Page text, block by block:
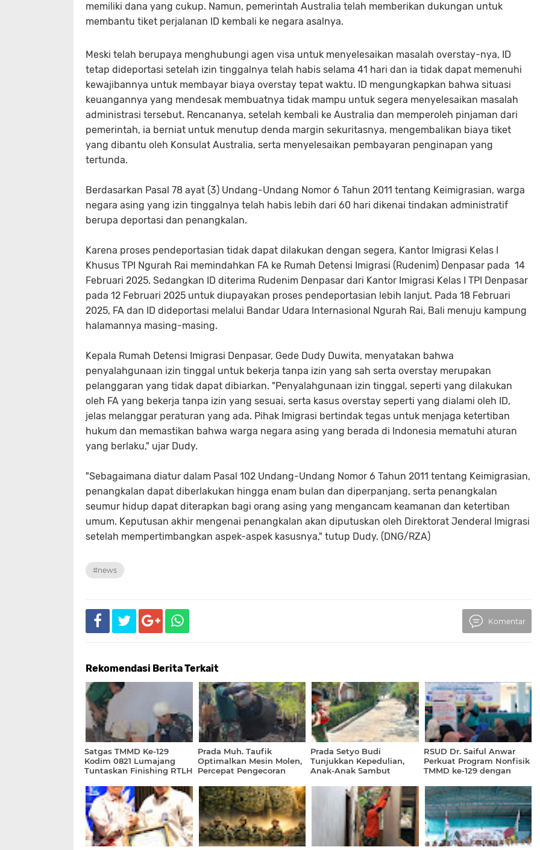
memiliki dana yang cukup. Namun, pemerintah Australia telah memberikan dukungan untuk
membantu tiket perjalanan ID kembali ke negara asalnya.
Meski telah berupaya menghubungi agen visa untuk menyelesaikan masalah overstay-nya, ID
tetap dideportasi setelah izin tinggalnya telah habis selama 41 hari dan ia tidak dapat memenuhi
kewajibannya untuk membayar biaya overstay tepat waktu. ID mengungkapkan bahwa situasi
keuangannya yang mendesak membuatnya tidak mampu untuk segera menyelesaikan masalah
administrasi tersebut. Rencananya, setelah kembali ke Australia dan memperoleh pinjaman dari
pemerintah, ia berniat untuk menutup denda margin sekuritasnya, mengembalikan biaya tiket
yang dibantu oleh Konsulat Australia, serta menyelesaikan pembayaran penginapan yang
tertunda.
Berdasarkan Pasal 78 ayat (3) Undang-Undang Nomor 6 Tahun 2011 tentang Keimigrasian, warga
negara asing yang izin tinggalnya telah habis lebih dari 60 hari dikenai tindakan administratif
berupa deportasi dan penangkalan.
Karena proses pendeportasian tidak dapat dilakukan dengan segera, Kantor Imigrasi Kelas I
Khusus TPI Ngurah Rai memindahkan FA ke Rumah Detensi Imigrasi (Rudenim) Denpasar pada 14
Februari 2025. Sedangkan ID diterima Rudenim Denpasar dari Kantor Imigrasi Kelas I TPI Denpasar
pada 12 Februari 2025 untuk diupayakan proses pendeportasian lebih lanjut. Pada 18 Februari
2025, FA dan ID dideportasi melalui Bandar Udara Internasional Ngurah Rai, Bali menuju kampung
halamannya masing-masing.
Kepala Rumah Detensi Imigrasi Denpasar, Gede Dudy Duwita, menyatakan bahwa
penyalahgunaan izin tinggal untuk bekerja tanpa izin yang sah serta overstay merupakan
pelanggaran yang tidak dapat dibiarkan. "Penyalahgunaan izin tinggal, seperti yang dilakukan
oleh FA yang bekerja tanpa izin yang sesuai, serta kasus overstay seperti yang dialami oleh ID,
jelas melanggar peraturan yang ada. Pihak Imigrasi bertindak tegas untuk menjaga ketertiban
hukum dan memastikan bahwa warga negara asing yang berada di Indonesia mematuhi aturan
yang berlaku," ujar Dudy.
"Sebagaimana diatur dalam Pasal 102 Undang-Undang Nomor 6 Tahun 2011 tentang Keimigrasian,
penangkalan dapat diberlakukan hingga enam bulan dan diperpanjang, serta penangkalan
seumur hidup dapat diterapkan bagi orang asing yang mengancam keamanan dan ketertiban
umum. Keputusan akhir mengenai penangkalan akan diputuskan oleh Direktorat Jenderal Imigrasi
setelah mempertimbangkan aspek-aspek kasusnya," tutup Dudy. (DNG/RZA)
#news
Komentar
Rekomendasi Berita Terkait
Satgas TMMD Ke-129
Kodim 0821 Lumajang
Tuntaskan Finishing RTLH
Pemasangan Keramik
Prada Muh. Taufik
Optimalkan Mesin Molen,
Percepat Pengecoran
Prada Setyo Budi
Tunjukkan Kepedulian,
Anak-Anak Sambut
RSUD Dr. Saiful Anwar
Perkuat Program Nonfisik
TMMD ke-129 dengan
Terpadu